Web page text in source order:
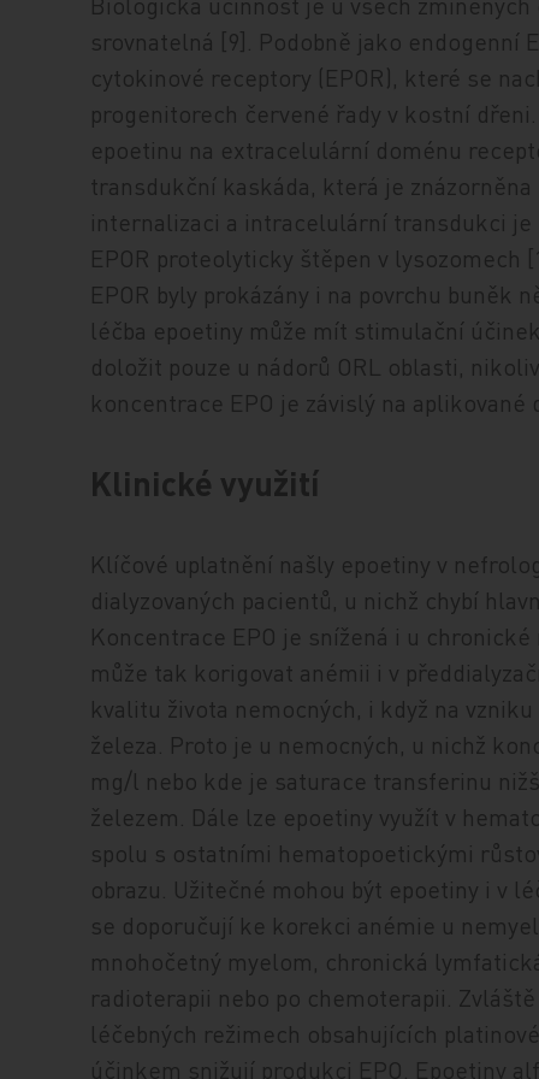
srovnatelná [9]. Podobně jako endogenní
cytokinové receptory (EPOR), které se
progenitorech červené řady v kostní dřeni.
epoetinu na extracelulární doménu
transdukční kaskáda, která je znázorněna
internalizaci a intracelulární transdukci je
EPOR proteolyticky štěpen v lysozomech
EPOR byly prokázány i na povrchu buněk
léčba epoetiny může mít stimulační
doložit pouze u nádorů ORL oblasti,
koncentrace EPO je závislý na aplikované
Klinické využití
Klíčové uplatnění našly epoetiny v
dialyzovaných pacientů, u nichž chybí
Koncentrace EPO je snížená i u
může tak korigovat anémii i v
kvalitu života nemocných, i když na
železa. Proto je u nemocných, u nichž
mg/l nebo kde je saturace transferinu
železem. Dále lze epoetiny využít v
spolu s ostatními hematopoetickými
obrazu. Užitečné mohou být epoetiny i v
se doporučují ke korekci anémie u
mnohočetný myelom, chronická
radioterapii nebo po chemoterapii.
léčebných režimech obsahujících
účinkem snižují produkci EPO. Epoetiny